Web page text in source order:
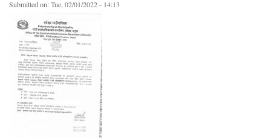
Submitted on:Tue, 02/01/2022 - 14:13